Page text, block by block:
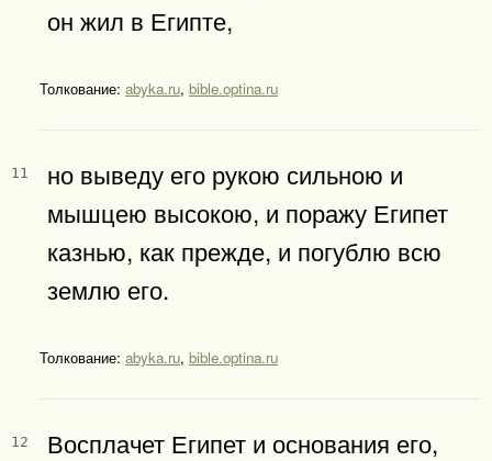
он жил в Египте,
Толкование: abyka.ru, bible.optina.ru
11
но выведу его рукою сильною и
мышцею высокою, и поражу Египет
казнью, как прежде, и погублю всю
землю его.
Толкование: abyka.ru, bible.optina.ru
12
Восплачет Египет и основания его,